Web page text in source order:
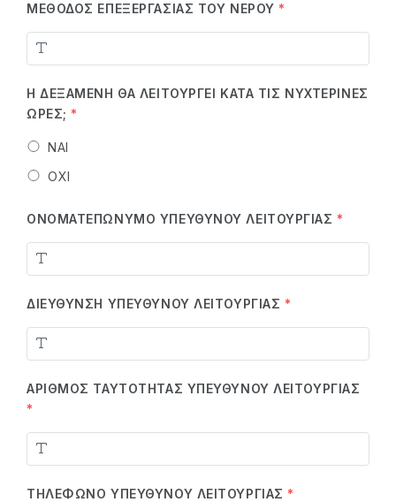
ΜΈΘΟΔΟΣ ΕΠΕΞΕΡΓΑΣΊΑΣ ΤΟΥ ΝΕΡΟΎ *
Η ΔΕΞΑΜΕΝΉ ΘΑ ΛΕΙΤΟΥΡΓΕΊ ΚΑΤΆ ΤΙΣ ΝΥΧΤΕΡΙΝΈΣ
ΏΡΕΣ; *
ΝΑΙ
ΌΧΙ
ΟΝΟΜΑΤΕΠΏΝΥΜΟ ΥΠΕΎΘΥΝΟΥ ΛΕΙΤΟΥΡΓΊΑΣ *
ΔΙΕΎΘΥΝΣΗ ΥΠΕΎΘΥΝΟΥ ΛΕΙΤΟΥΡΓΊΑΣ *
ΑΡΙΘΜΌΣ ΤΑΥΤΌΤΗΤΑΣ ΥΠΕΎΘΥΝΟΥ ΛΕΙΤΟΥΡΓΊΑΣ
*
ΤΗΛΈΦΩΝΟ ΥΠΕΎΘΥΝΟΥ ΛΕΙΤΟΥΡΓΊΑΣ *